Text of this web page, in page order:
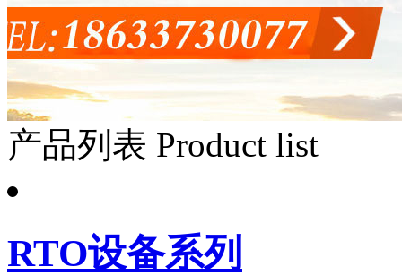
产品列表 Product list
RTO设备系列